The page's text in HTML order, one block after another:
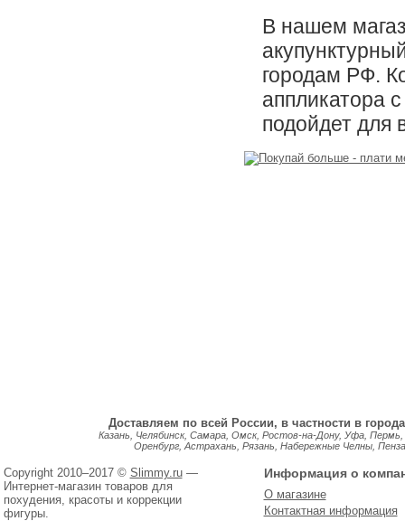
В нашем
городам РФ.
аппликатора
подойдет для
Доставляем по всей России, в частности в
Казань, Челябинск, Самара, Омск, Ростов-на-Дону, Уфа,
Оренбург, Астрахань, Рязань, Набережные Челны,
Copyright 2010–2017 © Slimmy.ru—
Интернет-магазин товаров для
похудения, красоты и коррекции
фигуры.
Информация о
О магазине
Контактная информация